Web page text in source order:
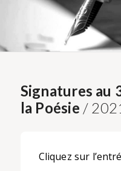
Signatures au
la Poésie /
Cliquez sur